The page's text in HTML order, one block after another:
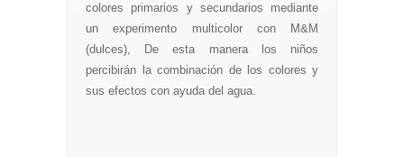
colores primarios y secundarios mediante
un experimento multicolor con M&M
(dulces), De esta manera los niños
percibirán la combinación de los colores y
sus efectos con ayuda del agua.